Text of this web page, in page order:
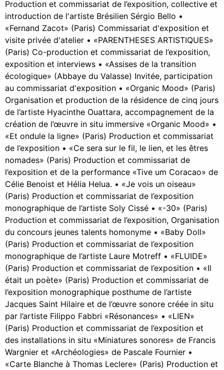
Production et commissariat de l’exposition, collective et
introduction de l'artiste Brésilien Sérgio Bello •
«Fernand Zacot» (Paris) Commissariat d'exposition et
visite privée d'atelier • «PARENTHESES ARTISTIQUES»
(Paris) Co-production et commissariat de l’exposition,
exposition et interviews • «Assises de la transition
écologique» (Abbaye du Valasse) Invitée, participation
au commissariat d'exposition • «Organic Mood» (Paris)
Organisation et production de la résidence de cinq jours
de l’artiste Hyacinthe Ouattara, accompagnement de la
création de l’œuvre in situ immersive «Organic Mood» •
«Et ondule la ligne» (Paris) Production et commissariat
de l’exposition • «Ce sera sur le fil, le lien, et les êtres
nomades» (Paris) Production et commissariat de
l’exposition et de la performance «Tive um Coracao» de
Célie Benoist et Hélia Helua. • «Je vois un oiseau»
(Paris) Production et commissariat de l’exposition
monographique de l’artiste Soly Cissé • «-30» (Paris)
Production et commissariat de l’exposition, Organisation
du concours jeunes talents homonyme • «Baby Doll»
(Paris) Production et commissariat de l’exposition
monographique de l’artiste Laure Motreff • «FLUIDE»
(Paris) Production et commissariat de l’exposition • «Il
était un poète» (Paris) Production et commissariat de
l’exposition monographique posthume de l’artiste
Jacques Saint Hilaire et de l’œuvre sonore créée in situ
par l’artiste Filippo Fabbri «Résonances» • «LIEN»
(Paris) Production et commissariat de l’exposition et
des installations in situ «Miniatures sonores» de Francis
Wargnier et «Archéologies» de Pascale Fournier •
«Carte Blanche à Thomas Leclere» (Paris) Production et